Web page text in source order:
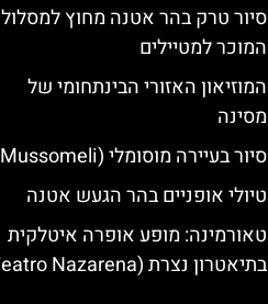
סיור טרק בהר אטנה מחוץ למסלול
המוכר למטיילים
המוזיאון האזורי הבינתחומי של
מסינה
סיור בעיירה מוסומלי (Mussomeli)
טיולי אופניים בהר הגעש אטנה
טאורמינה: מופע אופרה איטלקית
בתיאטרון נצרת (Teatro Nazarena)